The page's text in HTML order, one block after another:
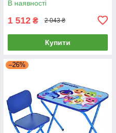
В наявності
1 512 ₴ 2 043 ₴
Купити
–26%